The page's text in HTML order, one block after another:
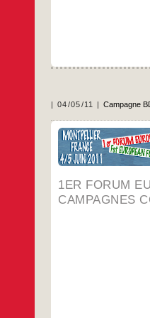
04/05/11 Campagne
1ER FORUM
CAMPAGNES
4 et 5 JUIN 2011,